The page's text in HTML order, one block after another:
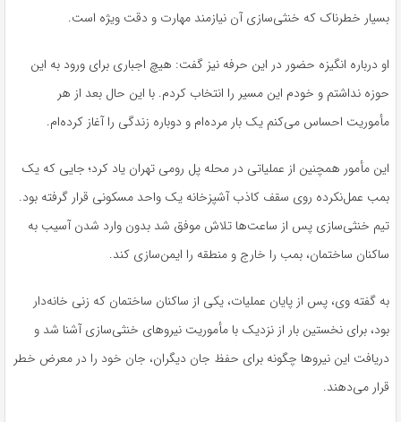
بسیار خطرناک که خنثی‌سازی آن نیازمند مهارت و دقت ویژه است.
او درباره انگیزه حضور در این حرفه نیز گفت: هیچ اجباری برای ورود به این
حوزه نداشتم و خودم این مسیر را انتخاب کردم. با این حال بعد از هر
مأموریت احساس می‌کنم یک بار مرده‌ام و دوباره زندگی را آغاز کرده‌ام.
این مأمور همچنین از عملیاتی در محله پل رومی تهران یاد کرد؛ جایی که یک
بمب عمل‌نکرده روی سقف کاذب آشپزخانه یک واحد مسکونی قرار گرفته بود.
تیم خنثی‌سازی پس از ساعت‌ها تلاش موفق شد بدون وارد شدن آسیب به
ساکنان ساختمان، بمب را خارج و منطقه را ایمن‌سازی کند.
به گفته وی، پس از پایان عملیات، یکی از ساکنان ساختمان که زنی خانه‌دار
بود، برای نخستین بار از نزدیک با مأموریت نیروهای خنثی‌سازی آشنا شد و
دریافت این نیروها چگونه برای حفظ جان دیگران، جان خود را در معرض خطر
قرار می‌دهند.